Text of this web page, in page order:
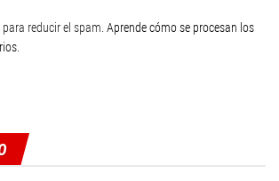
reducir el spam. Aprende cómo se procesan los